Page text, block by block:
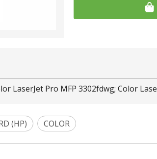
LaserJet Pro MFP 3302fdwg; Color
(HP) COLOR